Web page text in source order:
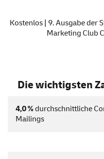
Kostenlos | 9. Ausgabe der
Marketing Club
Die wichtigsten
4,0 %durchschnittliche
Mailings